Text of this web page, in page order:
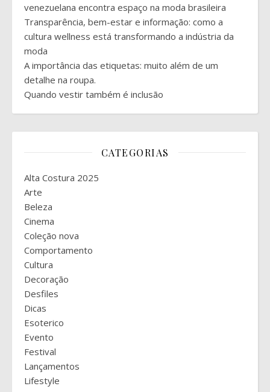
venezuelana encontra espaço na moda brasileira
Transparência, bem-estar e informação: como a
cultura wellness está transformando a indústria da
moda
A importância das etiquetas: muito além de um
detalhe na roupa.
Quando vestir também é inclusão
CATEGORIAS
Alta Costura 2025
Arte
Beleza
Cinema
Coleção nova
Comportamento
Cultura
Decoração
Desfiles
Dicas
Esoterico
Evento
Festival
Lançamentos
Lifestyle